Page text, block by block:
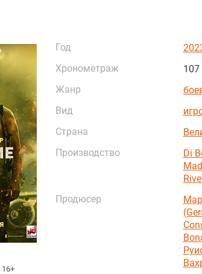
16+
Год
Хронометраж
Жанр
Вид
Страна
Производство
Di
Продюсер